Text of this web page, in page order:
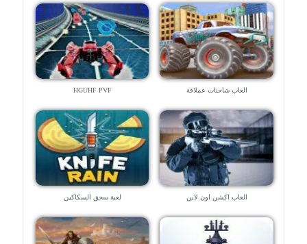
العاب شاحنات عملاقة HGUHF PVF
العاب اكشن اون لاين لعبة سحق السكاكين